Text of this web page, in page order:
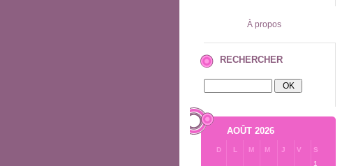
À propos
RECHERCHER
AOÛT 2026
D L M M J V
S
1